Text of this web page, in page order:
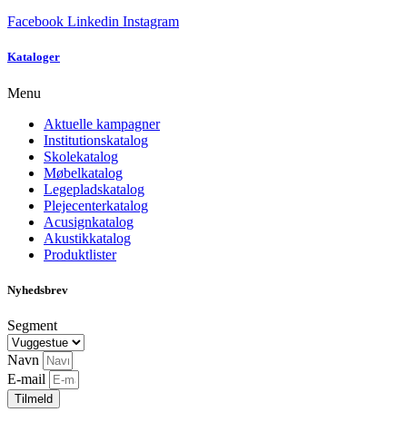
Facebook Linkedin Instagram
Kataloger
Menu
Aktuelle kampagner
Institutionskatalog
Skolekatalog
Møbelkatalog
Legepladskatalog
Plejecenterkatalog
Acusignkatalog
Akustikkatalog
Produktlister
Nyhedsbrev
Segment
Navn
E-mail
Tilmeld